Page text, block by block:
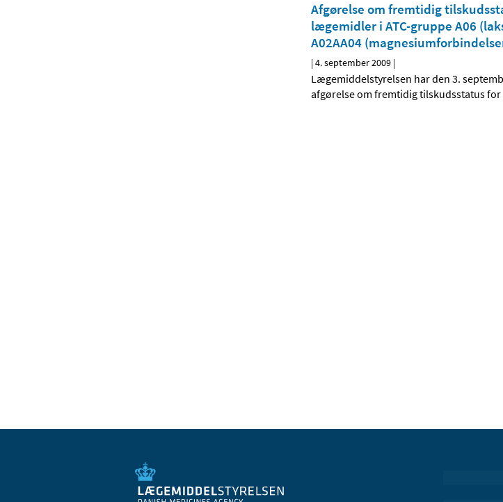
Afgørelse om fremtidig
lægemidler i ATC-gruppe A06
A02AA04
|4. september 2009 |
Lægemiddelstyrelsen har den 3.
afgørelse om fremtidig tilskudsstatus